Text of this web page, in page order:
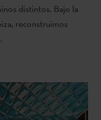
distintos. Bajo la
reconstruimos